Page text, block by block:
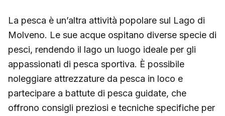
La pesca è un’altra attività popolare sul Lago di
Molveno. Le sue acque ospitano diverse specie di
pesci, rendendo il lago un luogo ideale per gli
appassionati di pesca sportiva. È possibile
noleggiare attrezzature da pesca in loco e
partecipare a battute di pesca guidate, che
offrono consigli preziosi e tecniche specifiche per